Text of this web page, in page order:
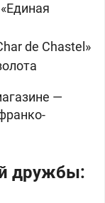
de Chastel»
—
дружбы: